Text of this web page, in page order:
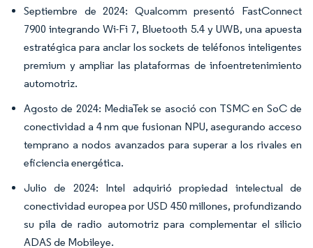
Septiembre de 2024: Qualcomm presentó FastConnect
7900 integrando Wi-Fi 7, Bluetooth 5.4 y UWB, una apuesta
estratégica para anclar los sockets de teléfonos inteligentes
premium y ampliar las plataformas de infoentretenimiento
automotriz.
Agosto de 2024: MediaTek se asoció con TSMC en SoC de
conectividad a 4 nm que fusionan NPU, asegurando acceso
temprano a nodos avanzados para superar a los rivales en
eficiencia energética.
Julio de 2024: Intel adquirió propiedad intelectual de
conectividad europea por USD 450 millones, profundizando
su pila de radio automotriz para complementar el silicio
ADAS de Mobileye.